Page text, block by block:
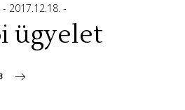
2017.12.18.
ügyelet